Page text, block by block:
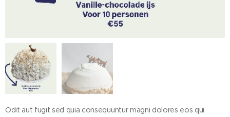
Odit aut fugit sed quia consequuntur magni dolores eos qui